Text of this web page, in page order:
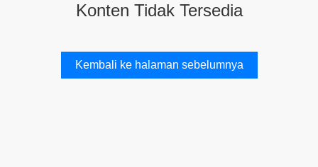
Konten Tidak Tersedia
Kembali ke halaman sebelumnya